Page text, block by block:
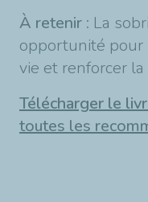
À retenir : La
opportunité pour
vie et renforcer
Télécharger le
toutes les